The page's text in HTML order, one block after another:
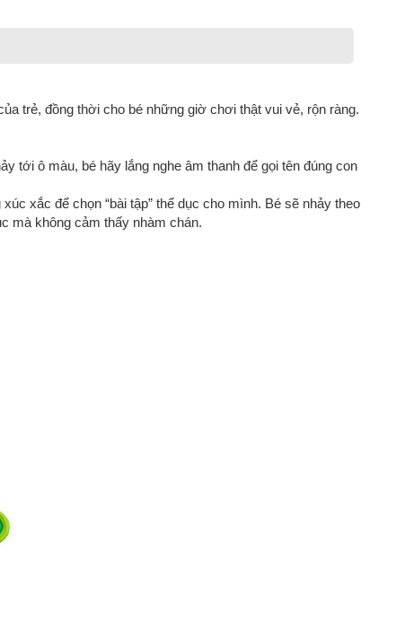
trẻ, đồng thời cho bé những giờ chơi thật vui vẻ, rộn ràng.
tới ô màu, bé hãy lắng nghe âm thanh để gọi tên đúng con
xắc để chọn “bài tập” thể dục cho mình. Bé sẽ nhảy theo
mà không cảm thấy nhàm chán.